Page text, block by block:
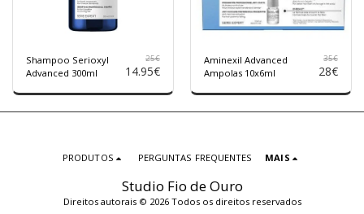
Shampoo Serioxyl
Advanced 300ml
25€
14.95€
Aminexil Advanced
Ampolas 10x6ml
35€
28€
Studio Fio de Ouro
Direitos autorais © 2026 Todos os direitos reservados
PRODUTOS PERGUNTAS FREQUENTES MAIS